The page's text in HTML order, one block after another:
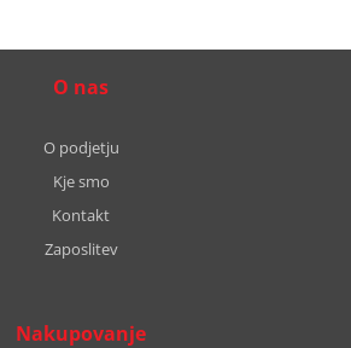
O nas
O podjetju
Kje smo
Kontakt
Zaposlitev
Nakupovanje